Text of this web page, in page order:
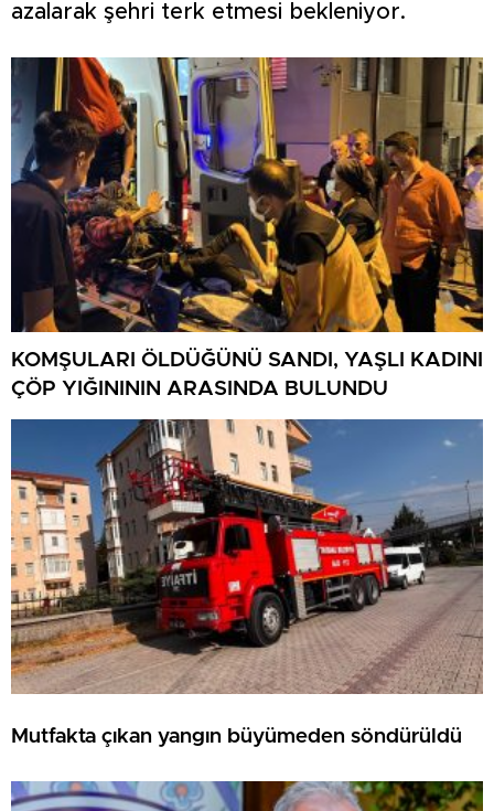
azalarak şehri terk etmesi bekleniyor.
KOMŞULARI ÖLDÜĞÜNÜ SANDI, YAŞLI KADINI
ÇÖP YIĞINININ ARASINDA BULUNDU
Mutfakta çıkan yangın büyümeden söndürüldü